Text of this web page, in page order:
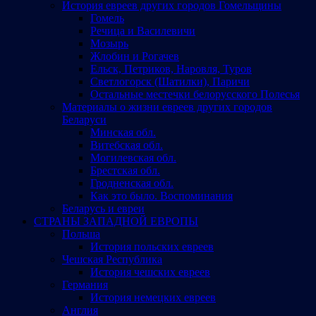
История евреев других городов Гомельщины
Гомель
Речица и Василевичи
Мозырь
Жлобин и Рогачев
Ельск, Петриков, Наровля, Туров
Светлогорск (Шатилки), Паричи
Остальные местечки белорусского Полесья
Материалы о жизни евреев других городов
Беларуси
Минская обл.
Витебская обл.
Могилевская обл.
Брестская обл.
Гродненская обл.
Как это было. Воспоминания
Беларусь и евреи
СТРАНЫ ЗАПАДНОЙ ЕВРОПЫ
Польша
История польских евреев
Чешская Республика
История чешских евреев
Германия
История немецких евреев
Англия